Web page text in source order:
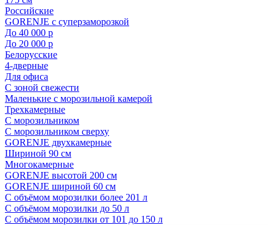
Российские
GORENJE с суперзаморозкой
До 40 000 р
До 20 000 р
Белорусские
4-дверные
Для офиса
С зоной свежести
Маленькие с морозильной камерой
Трехкамерные
С морозильником
С морозильником сверху
GORENJE двухкамерные
Шириной 90 см
Многокамерные
GORENJE высотой 200 см
GORENJE шириной 60 см
С объёмом морозилки более 201 л
С объёмом морозилки до 50 л
С объёмом морозилки от 101 до 150 л